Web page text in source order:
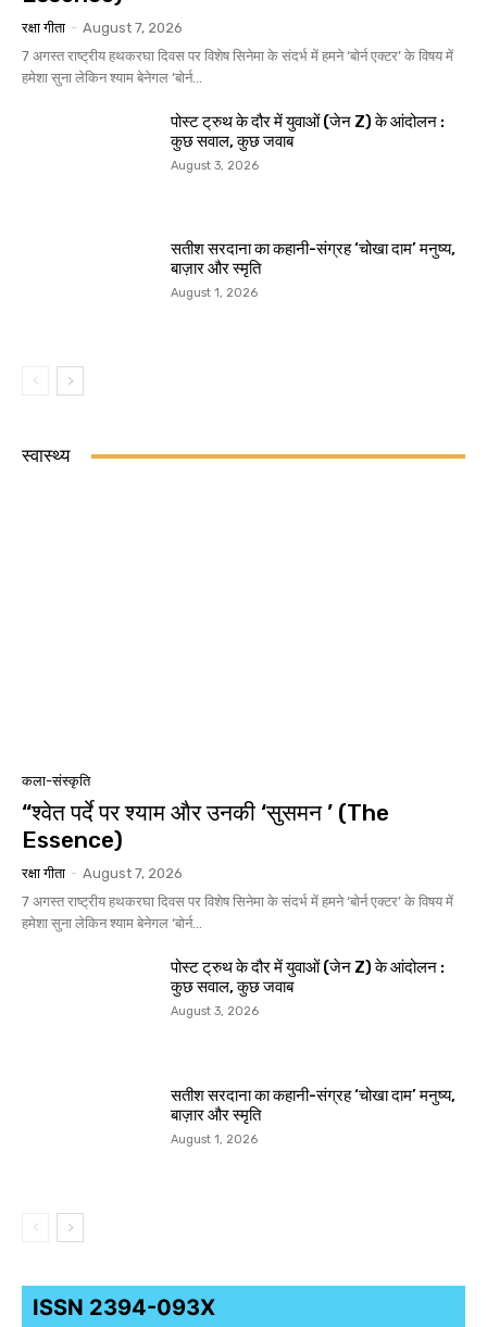
रक्षा गीता - August 7, 2026
7 अगस्त राष्ट्रीय हथकरघा दिवस पर विशेष सिनेमा के संदर्भ में हमने ‘बोर्न एक्टर’ के विषय में
हमेशा सुना लेकिन श्याम बेनेगल ‘बोर्न...
पोस्ट ट्रुथ के दौर में युवाओं (जेन Z) के आंदोलन :
कुछ सवाल, कुछ जवाब
August 3, 2026
सतीश सरदाना का कहानी-संग्रह ‘चोखा दाम’ मनुष्य,
बाज़ार और स्मृति
August 1, 2026
स्वास्थ्य
कला-संस्कृति
“श्वेत पर्दे पर श्याम और उनकी ‘सुसमन ’ (The
Essence)
रक्षा गीता - August 7, 2026
7 अगस्त राष्ट्रीय हथकरघा दिवस पर विशेष सिनेमा के संदर्भ में हमने ‘बोर्न एक्टर’ के विषय में
हमेशा सुना लेकिन श्याम बेनेगल ‘बोर्न...
पोस्ट ट्रुथ के दौर में युवाओं (जेन Z) के आंदोलन :
कुछ सवाल, कुछ जवाब
August 3, 2026
सतीश सरदाना का कहानी-संग्रह ‘चोखा दाम’ मनुष्य,
बाज़ार और स्मृति
August 1, 2026
ISSN 2394-093X